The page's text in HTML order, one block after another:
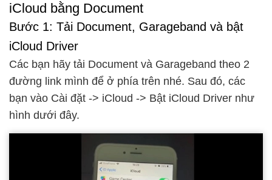
iCloud bằng Document
Bước 1: Tải Document, Garageband và bật
iCloud Driver
Các bạn hãy tải Document và Garageband theo 2
đường link mình để ở phía trên nhé. Sau đó, các
bạn vào Cài đặt -> iCloud -> Bật iCloud Driver như
hình dưới đây.